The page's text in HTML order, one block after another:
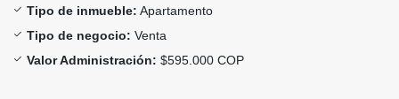
Tipo de inmueble: Apartamento
Tipo de negocio: Venta
Valor Administración: $595.000 COP